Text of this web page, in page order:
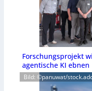
Forschungsprojekt
agentische KI ebnen
Bild: ©panuwat/